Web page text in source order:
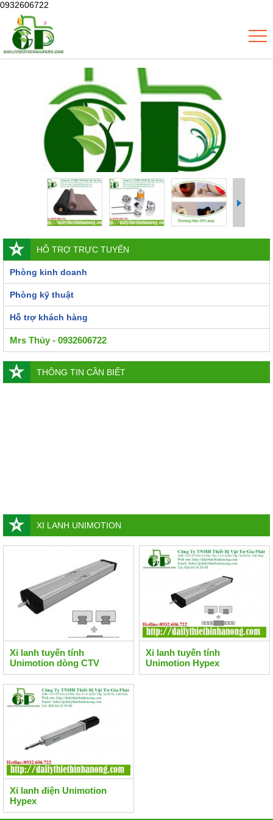
0932606722
HỖ TRỢ TRỰC TUYẾN
Phòng kinh doanh
Phòng kỹ thuật
Hỗ trợ khách hàng
Mrs Thủy - 0932606722
THÔNG TIN CẦN BIẾT
XI LANH UNIMOTION
Xi lanh tuyến tính
Unimotion dòng CTV
Xi lanh tuyến tính
Unimotion Hypex
Xi lanh điện Unimotion
Hypex